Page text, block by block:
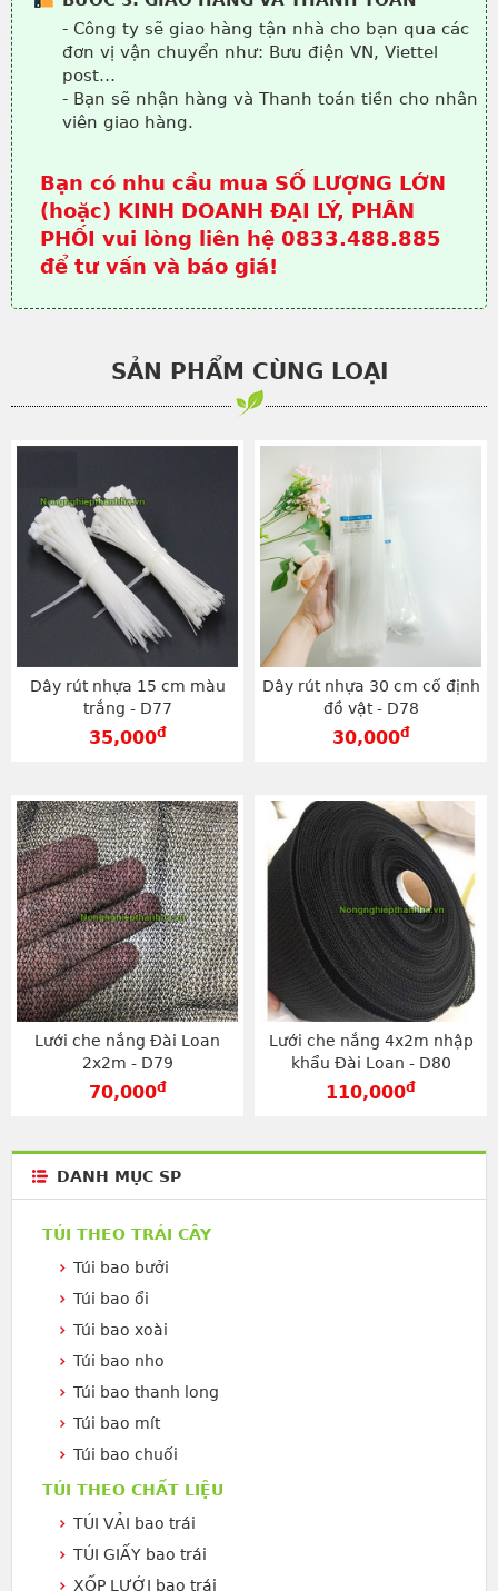
- Công ty sẽ giao hàng tận nhà cho bạn qua các
đơn vị vận chuyển như: Bưu điện VN, Viettel
post…
- Bạn sẽ nhận hàng và Thanh toán tiền cho nhân
viên giao hàng.
Bạn có nhu cầu mua SỐ LƯỢNG LỚN
(hoặc) KINH DOANH ĐẠI LÝ, PHÂN
PHỐI vui lòng liên hệ 0833.488.885
để tư vấn và báo giá!
SẢN PHẨM CÙNG LOẠI
Dây rút nhựa 15 cm màu
trắng - D77
35,000đ
Dây rút nhựa 30 cm cố định
đồ vật - D78
30,000đ
Lưới che nắng Đài Loan
2x2m - D79
70,000đ
Lưới che nắng 4x2m nhập
khẩu Đài Loan - D80
110,000đ
DANH MỤC SP
TÚI THEO TRÁI CÂY
Túi bao bưởi
Túi bao ổi
Túi bao xoài
Túi bao nho
Túi bao thanh long
Túi bao mít
Túi bao chuối
TÚI THEO CHẤT LIỆU
TÚI VẢI bao trái
TÚI GIẤY bao trái
XỐP LƯỚI bao trái